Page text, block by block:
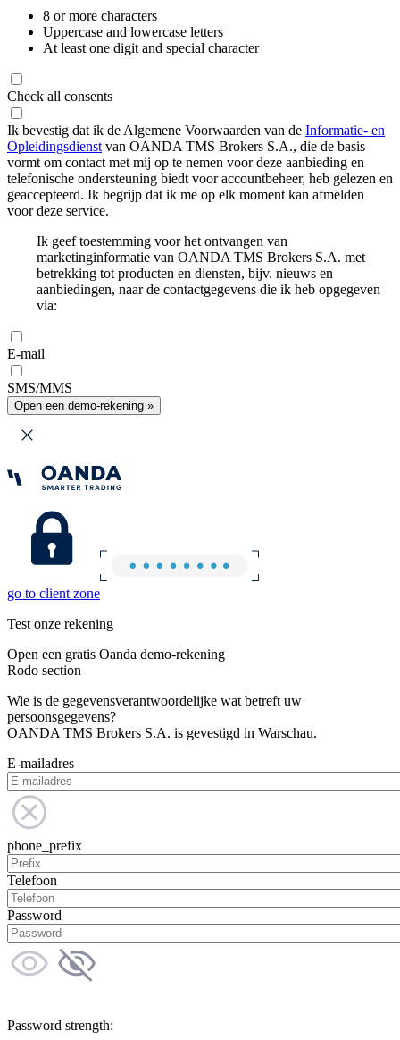
8 or more characters
Uppercase and lowercase letters
At least one digit and special character
Check all consents
Ik bevestig dat ik de Algemene Voorwaarden van de Informatie- en
Opleidingsdienst van OANDA TMS Brokers S.A., die de basis
vormt om contact met mij op te nemen voor deze aanbieding en
telefonische ondersteuning biedt voor accountbeheer, heb gelezen en
geaccepteerd. Ik begrijp dat ik me op elk moment kan afmelden
voor deze service.
Ik geef toestemming voor het ontvangen van
marketinginformatie van OANDA TMS Brokers S.A. met
betrekking tot producten en diensten, bijv. nieuws en
aanbiedingen, naar de contactgegevens die ik heb opgegeven
via:
E-mail
SMS/MMS
Open een demo-rekening »
go to client zone
Test onze rekening
Open een gratis Oanda demo-rekening
Rodo section
Wie is de gegevensverantwoordelijke wat betreft uw
persoonsgegevens?
OANDA TMS Brokers S.A. is gevestigd in Warschau.
E-mailadres
phone_prefix
Telefoon
Password
Password strength: